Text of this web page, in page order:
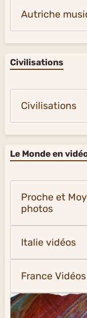
Autriche
Civilisations
Civilisations
Le Monde en
Proche et
photos
Italie vidéos
France